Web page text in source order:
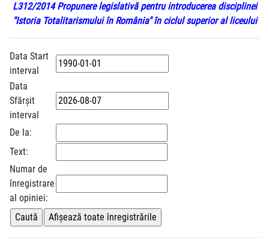
L312/2014 Propunere legislativă pentru introducerea disciplinei
"Istoria Totalitarismului în România" în ciclul superior al liceului
Data Start
interval
Data
Sfărșit
interval
De la:
Text:
Numar de
înregistrare
al opiniei: